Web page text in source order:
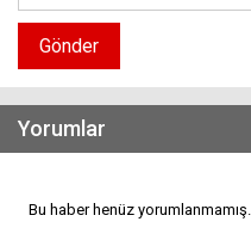
Gönder
Yorumlar
Bu haber henüz yorumlanmamış...